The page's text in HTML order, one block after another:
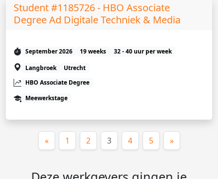
Student #1185726 - HBO Associate
Degree Ad Digitale Techniek & Media
September 2026 19 weeks
32 - 40 uur per week
Langbroek
Utrecht
HBO Associate Degree
Meewerkstage
« 1 2 3(huidige)
4 5 »